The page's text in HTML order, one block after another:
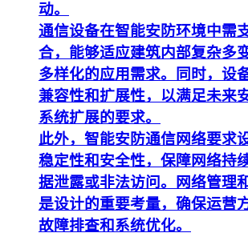
动。
通信设备在智能安防环境中需
合，能够适应建筑内部复杂多
多样化的应用需求。同时，设
兼容性和扩展性，以满足未来
系统扩展的要求。
此外，智能安防通信网络要求
稳定性和安全性，保障网络持
据泄露或非法访问。网络管理
是设计的重要考量，确保运营
故障排查和系统优化。